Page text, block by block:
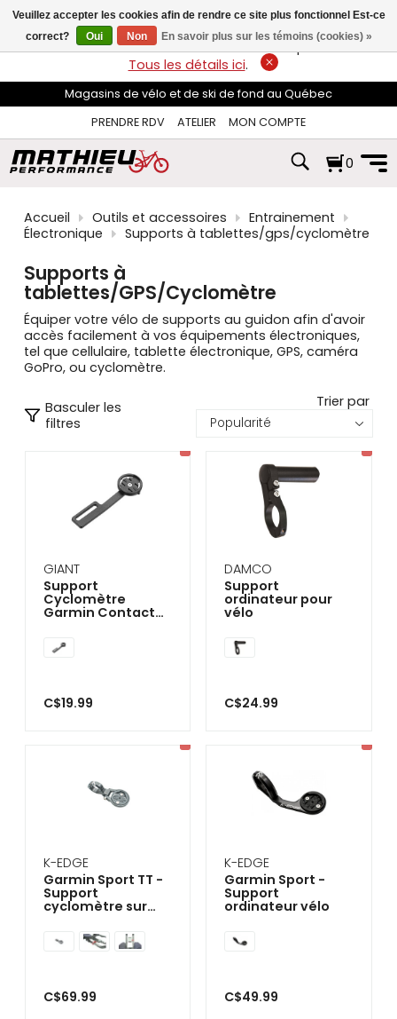
flèches
haut
et
pour
sélectionner
disponible.
Appuyez
pour
accéder
de
recherche
Les
utilisateurs
d'appareils
tactiles
se
servir
toucher
et
glisser.
LIVRAISON GRATUITEsur les commandes de plus de 74$*.
Tous les détails ici.
Magasins de vélo et de ski de fond au Québec
PRENDRE RDV
ATELIER MON COMPTE
0
Accueil Outils et accessoires
Entrainement
Électronique
Supports à tablettes/gps/cyclomètre
Supports à
tablettes/GPS/Cyclomètre
Équiper votre vélo de supports au guidon afin d'avoir
accès facilement à vos équipements électroniques,
tel que cellulaire, tablette électronique, GPS, caméra
GoPro, ou cyclomètre.
Basculer les
filtres
Trier par
GIANT
Support
Cyclomètre
Garmin Contact
C$19.99
DAMCO
Support
ordinateur pour
vélo
C$24.99
K-EDGE
Garmin Sport TT -
Support
cyclomètre sur
guidon triathlon
C$69.99
K-EDGE
Garmin Sport -
Support
ordinateur vélo
C$49.99
Veuillez accepter les cookies afin de rendre ce site plus fonctionnel Est-ce
correct?
Oui Non En savoir plus sur les témoins (cookies) »